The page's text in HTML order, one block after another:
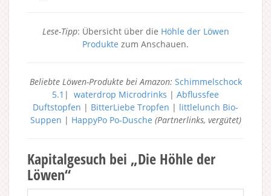
Lese-Tipp: Übersicht über die Höhle der Löwen
Produkte zum Anschauen.
Beliebte Löwen-Produkte bei Amazon: Schimmelschock
5.1 | waterdrop Microdrinks | Abflussfee
Duftstopfen | BitterLiebe Tropfen | littlelunch Bio-
Suppen | HappyPo Po-Dusche (Partnerlinks, vergütet)
Kapitalgesuch bei „Die Höhle der
Löwen“